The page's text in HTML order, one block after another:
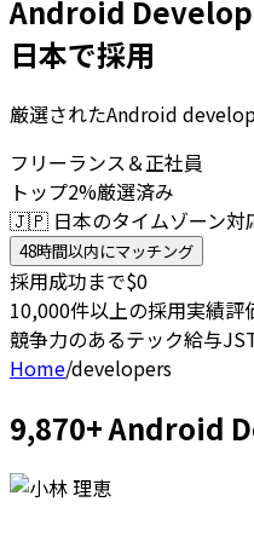
Android
日本で採用
厳選されたAndroid
フリーランス＆正社員
トップ2%厳選済み
🇯🇵 日本のタイムゾーン対
48時間以内にマッチング
採用成功まで$0
10,000件以上の採用実績評
競争力のあるテック給与
Home/developers
9,870+ Android